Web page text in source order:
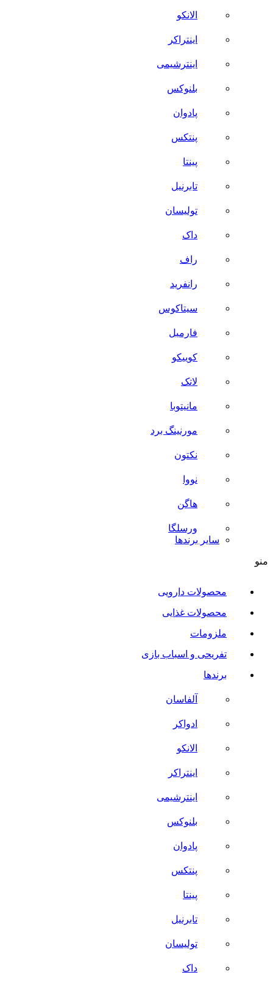
الانکو
اینتراکر
اینترشیمی
بلنوکس
پادوان
پنتکس
پینتا
تابرنیل
تولیسان
داک
راف
رانفرید
سیتاکوس
فارمیل
کوییکو
لاتک
مانیتوبا
مورنینگ برد
نکتون
نووا
هاگن
ورسلگا
سایر برند‌ها
منو
محصولات دارویی
محصولات غذایی
ملزومات
تفریحی و اسباب بازی
برندها
آلفاسان
ادواکر
الانکو
اینتراکر
اینترشیمی
بلنوکس
پادوان
پنتکس
پینتا
تابرنیل
تولیسان
داک